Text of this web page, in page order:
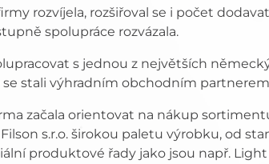
rozvíjela, rozšiřoval se i počet
spolupráce rozvázala.
s jednou z největších
se stali výhradním obchodním
začala orientovat na nákup
s.r.o. širokou paletu výrobku, od
produktové řady jako jsou např.